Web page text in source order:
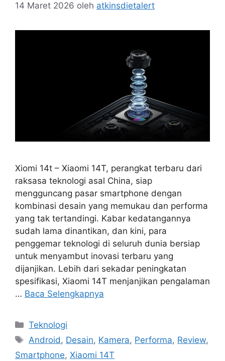
14 Maret 2026 oleh atkinsdietalert
Xiomi 14t – Xiaomi 14T, perangkat terbaru dari
raksasa teknologi asal China, siap
mengguncang pasar smartphone dengan
kombinasi desain yang memukau dan performa
yang tak tertandingi. Kabar kedatangannya
sudah lama dinantikan, dan kini, para
penggemar teknologi di seluruh dunia bersiap
untuk menyambut inovasi terbaru yang
dijanjikan. Lebih dari sekadar peningkatan
spesifikasi, Xiaomi 14T menjanjikan pengalaman
… Baca Selengkapnya
Kategori
Teknologi
Tag
Android, Desain, Kamera, Performa, Review,
Smartphone, Xiaomi 14T